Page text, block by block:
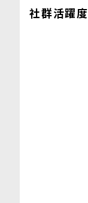
社群活躍度